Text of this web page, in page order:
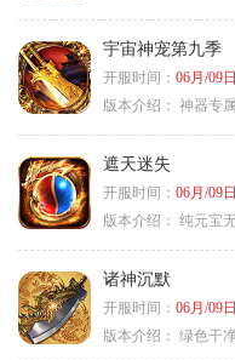
宇宙神宠第九季
开服时间： 06月/09日
版本介绍： 神器专
遮天迷失
开服时间： 06月/09日
版本介绍： 纯元宝
诸神沉默
开服时间： 06月/09日
版本介绍： 绿色干